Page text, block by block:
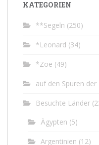
KATEGORIEN
**Segeln (250)
*Leonard (34)
*Zoe (49)
auf den Spuren
Besuchte Länder
Ägypten (5)
Argentinien (12)